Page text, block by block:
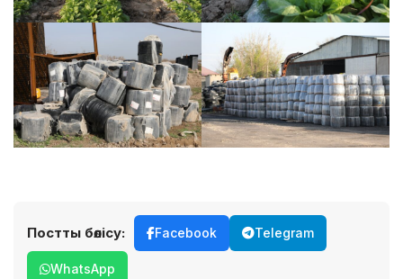
Постты бөлісу: Facebook Telegram
WhatsApp